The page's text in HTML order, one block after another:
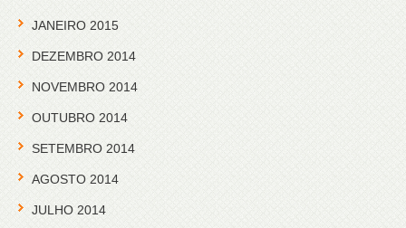
JANEIRO 2015
DEZEMBRO 2014
NOVEMBRO 2014
OUTUBRO 2014
SETEMBRO 2014
AGOSTO 2014
JULHO 2014